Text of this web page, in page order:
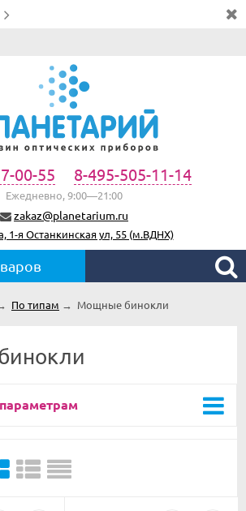
00-55 8-495-505-11-14
Ежедневно, 9:00—21:00
zakaz@planetarium.ru
1-я Останкинская ул, 55 (м.ВДНХ)
По типам → Мощные бинокли